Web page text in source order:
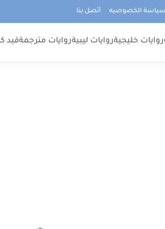
سياسة الخصوصيه أتصل بنا
روايات خليجيةروايات ليبيةروايات مترجمةقيد